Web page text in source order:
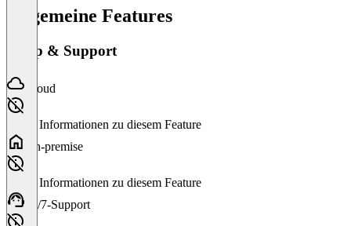
Allgemeine Features
Setup & Support
Cloud
Keine Informationen zu diesem Feature
On-premise
Keine Informationen zu diesem Feature
24/7-Support